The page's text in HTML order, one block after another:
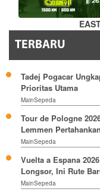
TERBARU
Tadej Pogacar
Prioritas Utama
MainSepeda
Tour de Pologne
Lemmen
MainSepeda
Vuelta a Espana
Longsor, Ini Rute
MainSepeda